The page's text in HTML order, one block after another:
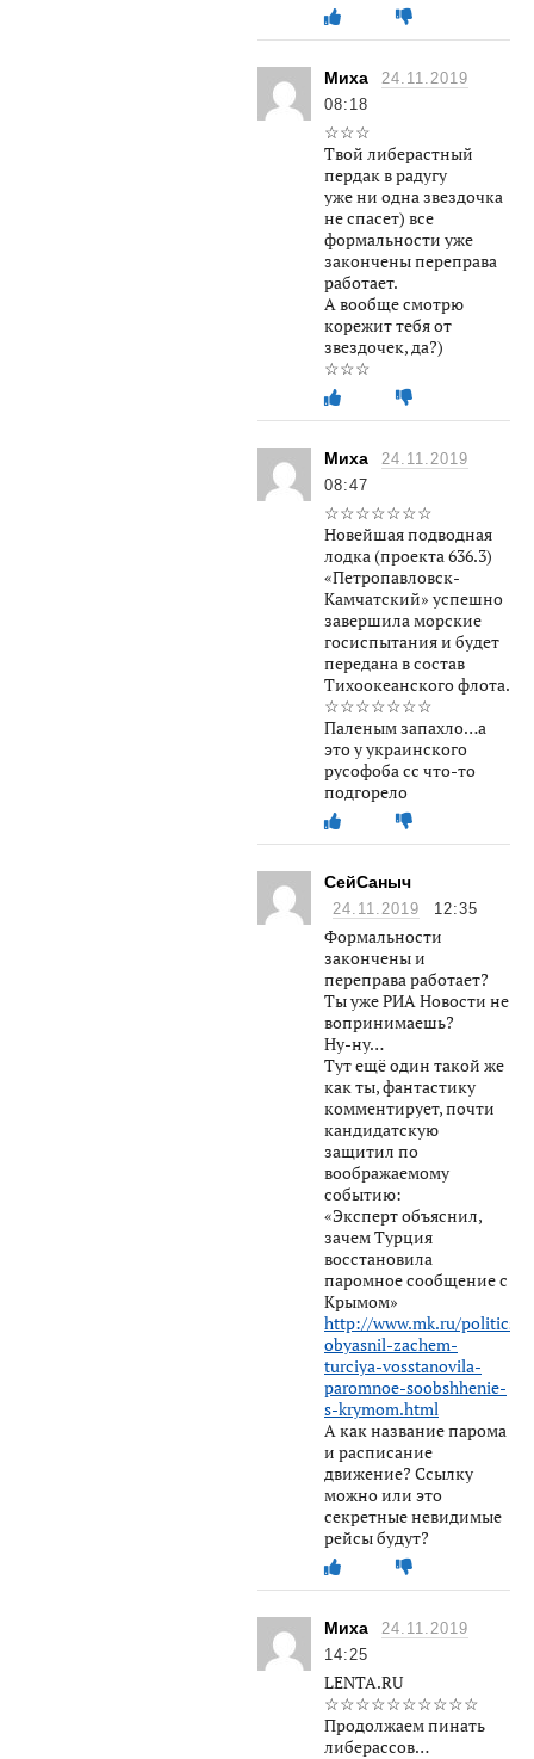
Миха
24.11.2019
08:18
☆☆☆
Твой либерастный
пердак в радугу
уже ни одна звездочка
не спасет) все
формальности уже
закончены переправа
работает.
А вообще смотрю
корежит тебя от
звездочек, да?)
☆☆☆
Миха
24.11.2019
08:47
☆☆☆☆☆☆☆
Новейшая подводная
лодка (проекта 636.3)
«Петропавловск-
Камчатский» успешно
завершила морские
госиспытания и будет
передана в состав
Тихоокеанского флота.
☆☆☆☆☆☆☆
Паленым запахло…а
это у украинского
русофоба сс что-то
подгорело
СейСаныч
24.11.2019 12:35
Формальности
закончены и
переправа работает?
Ты уже РИА Новости не
вопринимаешь?
Ну-ну…
Тут ещё один такой же
как ты, фантастику
комментирует, почти
кандидатскую
защитил по
воображаемому
событию:
«Эксперт объяснил,
зачем Турция
восстановила
паромное сообщение с
Крымом»
http://www.mk.ru/politics/
obyasnil-zachem-
turciya-vosstanovila-
paromnoe-soobshhenie-
s-krymom.html
А как название парома
и расписание
движение? Ссылку
можно или это
секретные невидимые
рейсы будут?
Миха
24.11.2019
14:25
LENTA.RU
☆☆☆☆☆☆☆☆☆☆
Продолжаем пинать
либерассов…